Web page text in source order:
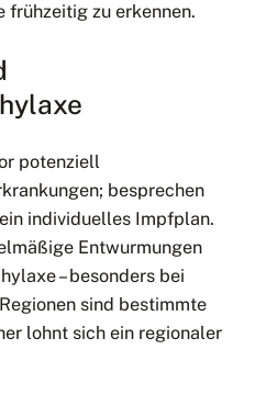
zu erkennen.
potenziell
besprechen
individuelles Impfplan.
Entwurmungen
– besonders bei
sind bestimmte
lohnt sich ein regionaler